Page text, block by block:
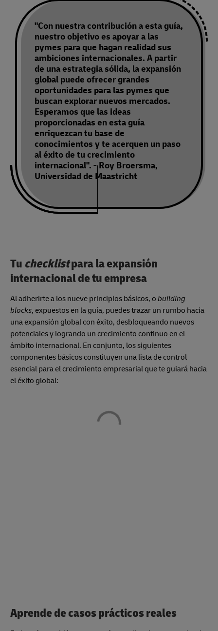
"Con nuestra contribución a esta guía,
nuestro objetivo es apoyar a las
pymes para que hagan realidad sus
ambiciones internacionales. A partir
de una estrategia sólida, la expansión
global puede ofrecer grandes
oportunidades para las pymes que
buscan explorar nuevos mercados.
Esperamos que las ideas
proporcionadas en esta guía
enriquezcan tu base de
conocimientos y te acerquen un paso
al éxito de tu crecimiento
internacional". - Roy Broersma,
Universidad de Maastricht
Tu checklistpara la expansión
internacional de tu empresa
Al adherirte a los nueve principios básicos, o building
blocks, expuestos en la guía, puedes trazar un rumbo hacia
una expansión global con éxito, desbloqueando nuevos
potenciales y logrando un crecimiento continuo en el
ámbito internacional. En conjunto, los siguientes
componentes básicos constituyen una lista de control
esencial para el crecimiento empresarial que te guiará hacia
el éxito global:
Aprende de casos prácticos reales